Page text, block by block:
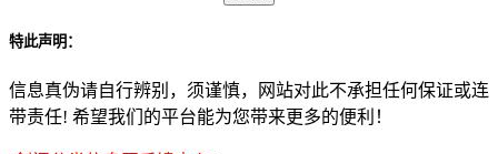
特此声明：
信息真伪请自行辨别，须谨慎，网站对此不承担任何保证或连
带责任! 希望我们的平台能为您带来更多的便利！